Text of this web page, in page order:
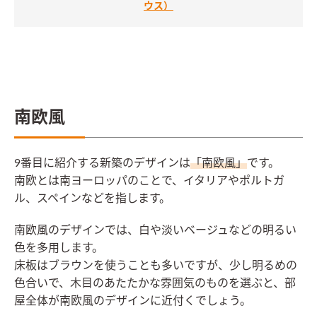
ウス）
南欧風
9番目に紹介する新築のデザインは「南欧風」です。
南欧とは南ヨーロッパのことで、イタリアやポルトガ
ル、スペインなどを指します。
南欧風のデザインでは、白や淡いベージュなどの明るい
色を多用します。
床板はブラウンを使うことも多いですが、少し明るめの
色合いで、木目のあたたかな雰囲気のものを選ぶと、部
屋全体が南欧風のデザインに近付くでしょう。